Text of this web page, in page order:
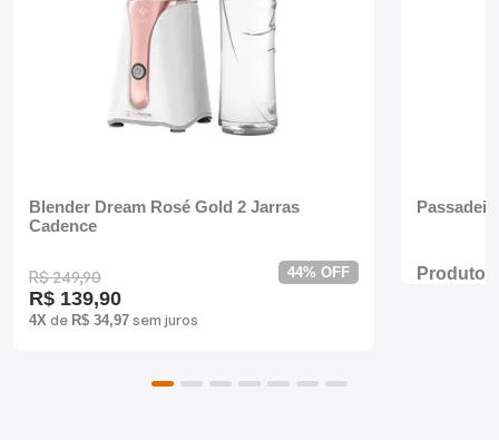
Blender Dream Rosé Gold 2 Jarras
Cadence
R$ 249,90
R$ 139,90
4X de R$ 34,97 sem juros
44% OFF Produto